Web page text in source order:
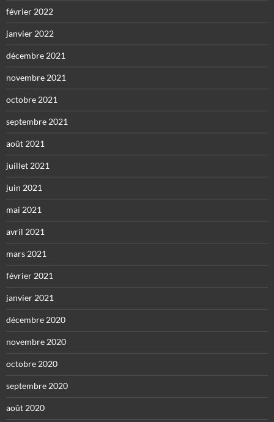
février 2022
janvier 2022
décembre 2021
novembre 2021
octobre 2021
septembre 2021
août 2021
juillet 2021
juin 2021
mai 2021
avril 2021
mars 2021
février 2021
janvier 2021
décembre 2020
novembre 2020
octobre 2020
septembre 2020
août 2020